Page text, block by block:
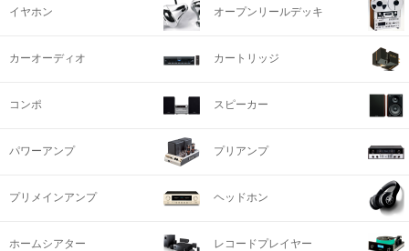
イヤホン オープンリールデッキ
カーオーディオ カートリッジ
コンポ スピーカー
パワーアンプ プリアンプ
プリメインアンプ ヘッドホン
ホームシアター レコードプレイヤー